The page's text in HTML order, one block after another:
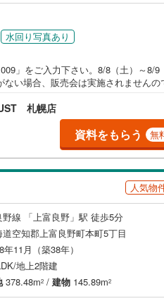
水回り写真あり
」をご入力下さい。8/8（土）～8/9
い場合、販売会は実施されませんの
・全部屋クロス張替え・照明器具交
、ボイラー新品交換・建具交換【周
■緑が丘中学校:徒歩20分（1536m）
（900m）■スーパーアークス西神楽店
緑が丘店:徒歩19分（1484m）
札幌店
資料をもらう 無
人気物
野線 「上富良野」駅 徒歩5分
道空知郡上富良野町本町5丁目
年11月（築38年）
地上2階建
378.48m2 / 建物 145.89m2
条件で検索する
登別市
北広島市( 5)
松前郡福島町(0)
亀田郡七飯町(4)
二海郡八雲町(0)
檜山郡上ノ国町(0)
奥尻郡奥尻町
島牧郡島牧村
磯谷郡蘭越町
条件で検索するこの条件で検索す
条件で検索するこの条件で検索す
角地（3）
上
対面キッチン
ど
この条件で検索す